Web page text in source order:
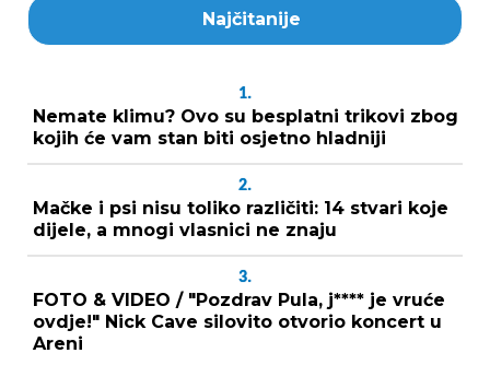
Najčitanije
1.
Nemate klimu? Ovo su besplatni trikovi zbog
kojih će vam stan biti osjetno hladniji
2.
Mačke i psi nisu toliko različiti: 14 stvari koje
dijele, a mnogi vlasnici ne znaju
3.
FOTO & VIDEO / "Pozdrav Pula, j**** je vruće
ovdje!" Nick Cave silovito otvorio koncert u
Areni